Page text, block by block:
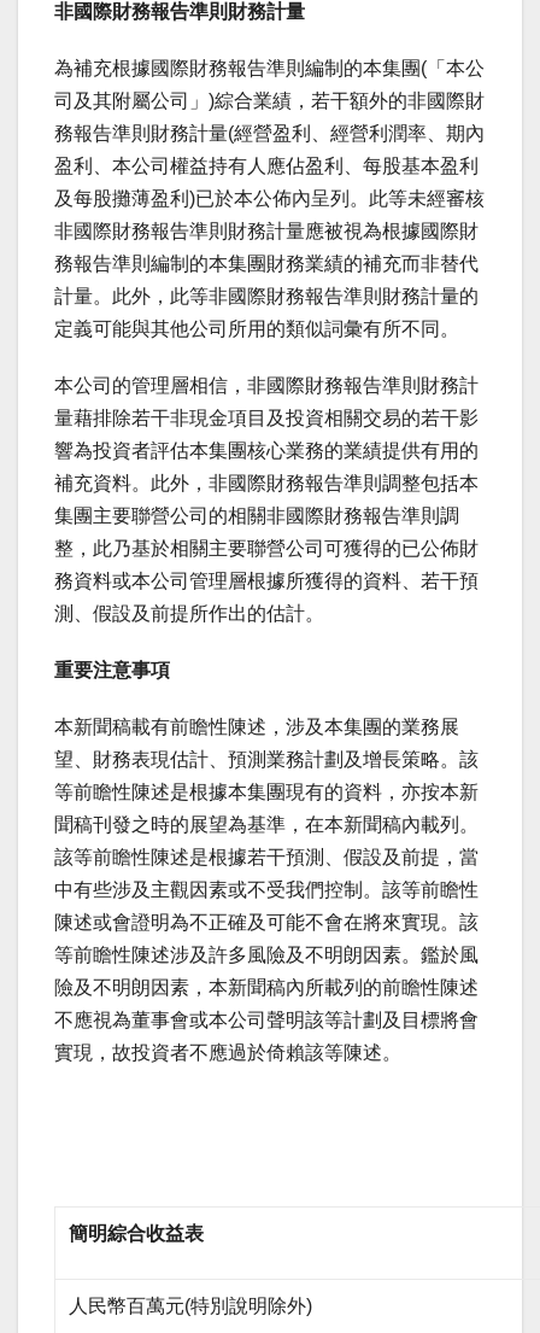
非國際財務報告準則財務計量
為補充根據國際財務報告準則編制的本集團(「本公
司及其附屬公司」)綜合業績，若干額外的非國際財
務報告準則財務計量(經營盈利、經營利潤率、期內
盈利、本公司權益持有人應佔盈利、每股基本盈利
及每股攤薄盈利)已於本公佈內呈列。此等未經審核
非國際財務報告準則財務計量應被視為根據國際財
務報告準則編制的本集團財務業績的補充而非替代
計量。此外，此等非國際財務報告準則財務計量的
定義可能與其他公司所用的類似詞彙有所不同。
本公司的管理層相信，非國際財務報告準則財務計
量藉排除若干非現金項目及投資相關交易的若干影
響為投資者評估本集團核心業務的業績提供有用的
補充資料。此外，非國際財務報告準則調整包括本
集團主要聯營公司的相關非國際財務報告準則調
整，此乃基於相關主要聯營公司可獲得的已公佈財
務資料或本公司管理層根據所獲得的資料、若干預
測、假設及前提所作出的估計。
重要注意事項
本新聞稿載有前瞻性陳述，涉及本集團的業務展
望、財務表現估計、預測業務計劃及增長策略。該
等前瞻性陳述是根據本集團現有的資料，亦按本新
聞稿刊發之時的展望為基準，在本新聞稿內載列。
該等前瞻性陳述是根據若干預測、假設及前提，當
中有些涉及主觀因素或不受我們控制。該等前瞻性
陳述或會證明為不正確及可能不會在將來實現。該
等前瞻性陳述涉及許多風險及不明朗因素。鑑於風
險及不明朗因素，本新聞稿內所載列的前瞻性陳述
不應視為董事會或本公司聲明該等計劃及目標將會
實現，故投資者不應過於倚賴該等陳述。
簡明綜合收益表
人民幣百萬元(特別說明除外)